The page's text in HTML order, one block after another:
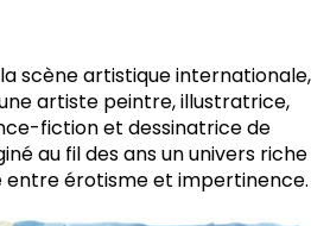
scène artistique internationale,
une artiste peintre, illustratrice,
fiction et dessinatrice de
au fil des ans un univers riche
entre érotisme et impertinence.